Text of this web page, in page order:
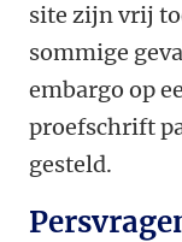
site zijn vrij
sommige
embargo op
proefschrift
gesteld.